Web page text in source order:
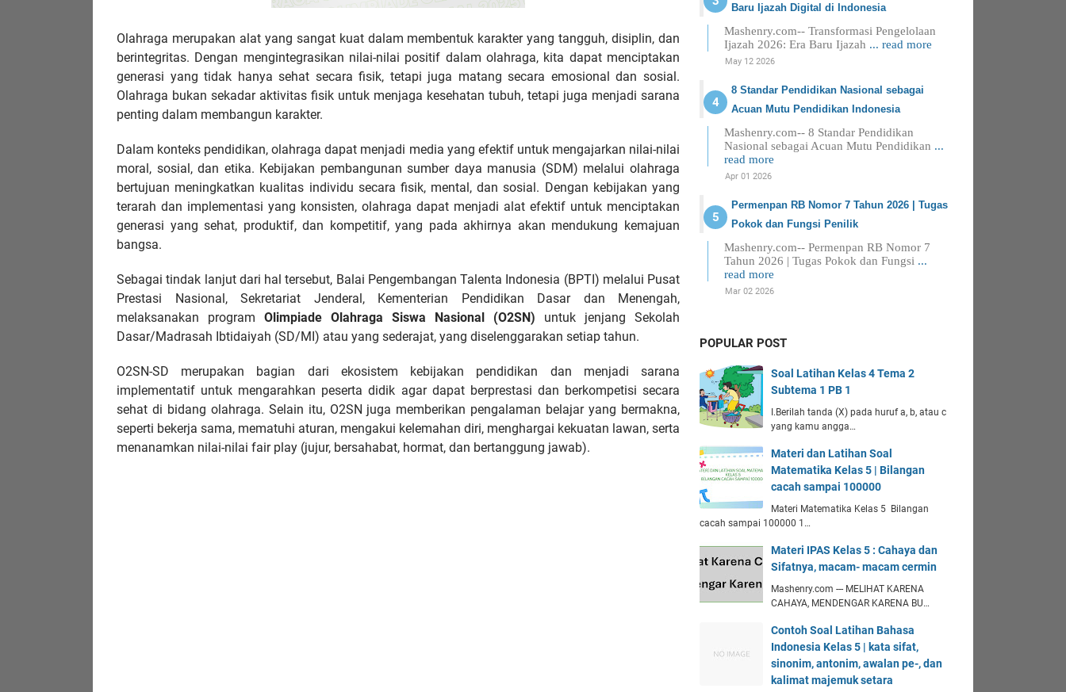
Olahraga merupakan alat yang sangat kuat dalam membentuk karakter yang tangguh, disiplin, dan
berintegritas. Dengan mengintegrasikan nilai-nilai positif dalam olahraga, kita dapat menciptakan
generasi yang tidak hanya sehat secara fisik, tetapi juga matang secara emosional dan sosial.
Olahraga bukan sekadar aktivitas fisik untuk menjaga kesehatan tubuh, tetapi juga menjadi sarana
penting dalam membangun karakter.
Dalam konteks pendidikan, olahraga dapat menjadi media yang efektif untuk mengajarkan nilai-nilai
moral, sosial, dan etika. Kebijakan pembangunan sumber daya manusia (SDM) melalui olahraga
bertujuan meningkatkan kualitas individu secara fisik, mental, dan sosial. Dengan kebijakan yang
terarah dan implementasi yang konsisten, olahraga dapat menjadi alat efektif untuk menciptakan
generasi yang sehat, produktif, dan kompetitif, yang pada akhirnya akan mendukung kemajuan
bangsa.
Sebagai tindak lanjut dari hal tersebut, Balai Pengembangan Talenta Indonesia (BPTI) melalui Pusat
Prestasi Nasional, Sekretariat Jenderal, Kementerian Pendidikan Dasar dan Menengah,
melaksanakan program Olimpiade Olahraga Siswa Nasional (O2SN) untuk jenjang Sekolah
Dasar/Madrasah Ibtidaiyah (SD/MI) atau yang sederajat, yang diselenggarakan setiap tahun.
O2SN-SD merupakan bagian dari ekosistem kebijakan pendidikan dan menjadi sarana
implementatif untuk mengarahkan peserta didik agar dapat berprestasi dan berkompetisi secara
sehat di bidang olahraga. Selain itu, O2SN juga memberikan pengalaman belajar yang bermakna,
seperti bekerja sama, mematuhi aturan, mengakui kelemahan diri, menghargai kekuatan lawan, serta
menanamkan nilai-nilai fair play (jujur, bersahabat, hormat, dan bertanggung jawab).
Baru Ijazah Digital di Indonesia
Mashenry.com-- Transformasi Pengelolaan
Ijazah 2026: Era Baru Ijazah ... read more
May 12 2026
8 Standar Pendidikan Nasional sebagai
Acuan Mutu Pendidikan Indonesia
Mashenry.com-- 8 Standar Pendidikan
Nasional sebagai Acuan Mutu Pendidikan ...
read more
Apr 01 2026
Permenpan RB Nomor 7 Tahun 2026 | Tugas
Pokok dan Fungsi Penilik
Mashenry.com-- Permenpan RB Nomor 7
Tahun 2026 | Tugas Pokok dan Fungsi ...
read more
Mar 02 2026
POPULAR POST
Soal Latihan Kelas 4 Tema 2
Subtema 1 PB 1
I.Berilah tanda (X) pada huruf a, b, atau c
yang kamu angga…
Materi dan Latihan Soal
Matematika Kelas 5 | Bilangan
cacah sampai 100000
Materi Matematika Kelas 5 Bilangan
cacah sampai 100000 1…
Materi IPAS Kelas 5 : Cahaya dan
Sifatnya, macam- macam cermin
Mashenry.com --- MELIHAT KARENA
CAHAYA, MENDENGAR KARENA BU…
Contoh Soal Latihan Bahasa
Indonesia Kelas 5 | kata sifat,
sinonim, antonim, awalan pe-, dan
kalimat majemuk setara